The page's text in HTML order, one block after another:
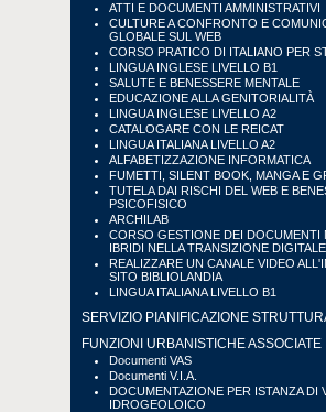
ATTI E DOCUMENTI AMMINISTRATIVI
CULTURE A CONFRONTO E
GLOBALE SUL WEB
CORSO PRATICO DI ITALIANO PER
LINGUA INGLESE LIVELLO B1
SALUTE E BENESSERE MENTALE
EDUCAZIONE ALLA GENITORIALITÀ
LINGUA INGLESE LIVELLO A2
CATALOGARE CON LE REICAT
LINGUA ITALIANA LIVELLO A2
ALFABETIZZAZIONE INFORMATICA
FUMETTI, SILENT BOOK, MANGA E
TUTELA DAI RISCHI DEL WEB E
PSICOFISICO
ARCHILAB
CORSO GESTIONE DEI DOCUMENTI
IBRIDI NELLA TRANSIZIONE DIGITALE
REALIZZARE UN CANALE VIDEO
SITO BIBLIOLANDIA
LINGUA ITALIANA LIVELLO B1
SERVIZIO PIANIFICAZIONE
FUNZIONI URBANISTICHE ASSOCIATE
Documenti VAS
Documenti V.I.A.
DOCUMENTAZIONE PER ISTANZA DI
IDROGEOLOICO